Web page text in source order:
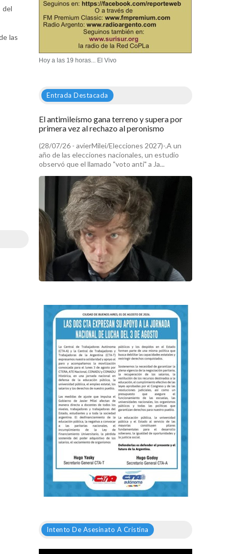
del
las
Hoy a las 19 horas... El Vivo
Entrada Destacada
El antimileísmo gana terreno y supera por
primera vez al rechazo al peronismo
(28/07/26 - avierMilei/Elecciones 2027)-.A un
año de las elecciones nacionales, un estudio
observó que el llamado "voto anti" a Ja...
Intento De Asesinato A Cristina